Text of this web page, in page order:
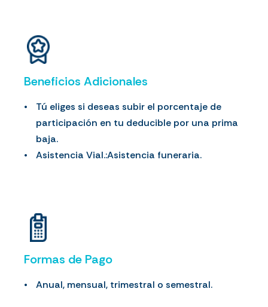
Beneficios Adicionales
Tú eliges si deseas subir el porcentaje de
participación en tu deducible por una prima
baja.
Asistencia Vial.:Asistencia funeraria.
Formas de Pago
Anual, mensual, trimestral o semestral.